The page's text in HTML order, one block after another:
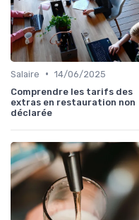
Salaire • 14/06/2025
Comprendre les tarifs des
extras en restauration non
déclarée